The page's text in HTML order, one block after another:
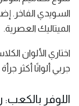
السويدي الفاخر.
الميتاليك العصرية.
اختاري الألوان
جربي ألوانًا أكثر
اللوفر بالكعب: